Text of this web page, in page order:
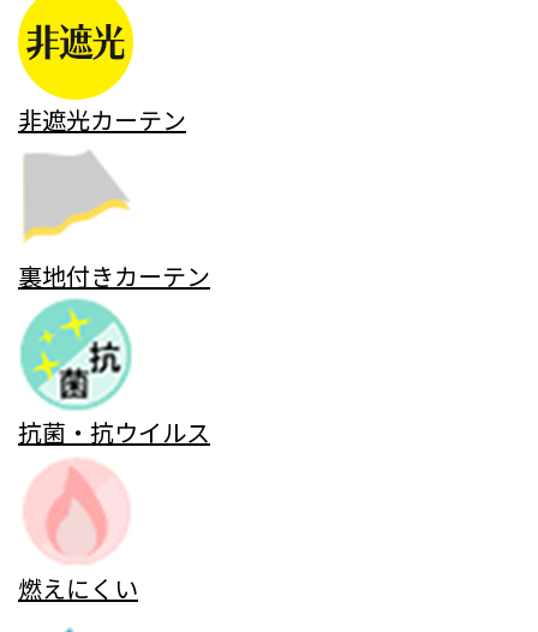
非遮光カーテン
裏地付きカーテン
抗菌・抗ウイルス
燃えにくい